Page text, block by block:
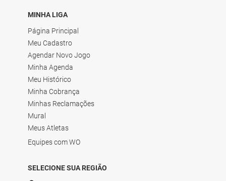
MINHA LIGA
Página Principal
Meu Cadastro
Agendar Novo Jogo
Minha Agenda
Meu Histórico
Minha Cobrança
Minhas Reclamações
Mural
Meus Atletas
Equipes com WO
SELECIONE SUA REGIÃO